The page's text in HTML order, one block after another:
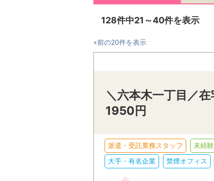
128件中21～40件を表示
«前の20件を表示
＼六本木一丁目／
1950円
派遣・受託業務スタッフ 未経
大手・有名企業
禁煙オフィス